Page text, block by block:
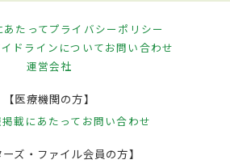
あたってプライバシーポリシー
ドラインについてお問い合わせ
運営会社
【医療機関の方】
載にあたって お問い合わせ
ーズ・ファイル会員の方】